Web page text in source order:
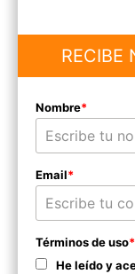
RECIBE
Nombre*
Email*
Términos de uso*
He leído y